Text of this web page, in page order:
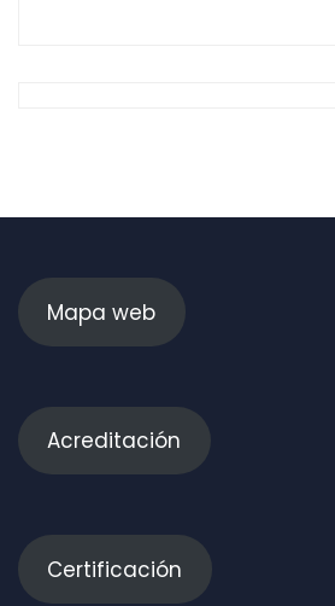
Mapa web
Acreditación
Certificación